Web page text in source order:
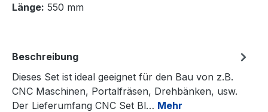
Länge: 550 mm
Beschreibung
Dieses Set ist ideal geeignet für den Bau von z.B.
CNC Maschinen, Portalfräsen, Drehbänken, usw.
Der Lieferumfang CNC Set Bl… Mehr